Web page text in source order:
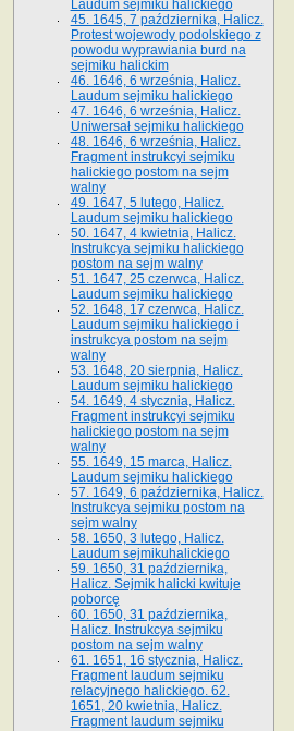
Laudum sejmiku halickiego
45. 1645, 7 października, Halicz.
Protest wojewody podolskiego z
powodu wyprawiania burd na
sejmiku halickim
46. 1646, 6 września, Halicz.
Laudum sejmiku halickiego
47. 1646, 6 września, Halicz.
Uniwersał sejmiku halickiego
48. 1646, 6 września, Halicz.
Fragment instrukcyi sejmiku
halickiego postom na sejm
walny
49. 1647, 5 lutego, Halicz.
Laudum sejmiku halickiego
50. 1647, 4 kwietnia, Halicz.
Instrukcya sejmiku halickiego
postom na sejm walny
51. 1647, 25 czerwca, Halicz.
Laudum sejmiku halickiego
52. 1648, 17 czerwca, Halicz.
Laudum sejmiku halickiego i
instrukcya postom na sejm
walny
53. 1648, 20 sierpnia, Halicz.
Laudum sejmiku halickiego
54. 1649, 4 stycznia, Halicz.
Fragment instrukcyi sejmiku
halickiego postom na sejm
walny
55. 1649, 15 marca, Halicz.
Laudum sejmiku halickiego
57. 1649, 6 października, Halicz.
Instrukcya sejmiku postom na
sejm walny
58. 1650, 3 lutego, Halicz.
Laudum sejmikuhalickiego
59. 1650, 31 października,
Halicz. Sejmik halicki kwituje
poborcę
60. 1650, 31 października,
Halicz. Instrukcya sejmiku
postom na sejm walny
61. 1651, 16 stycznia, Halicz.
Fragment laudum sejmiku
relacyjnego halickiego. 62.
1651, 20 kwietnia, Halicz.
Fragment laudum sejmiku